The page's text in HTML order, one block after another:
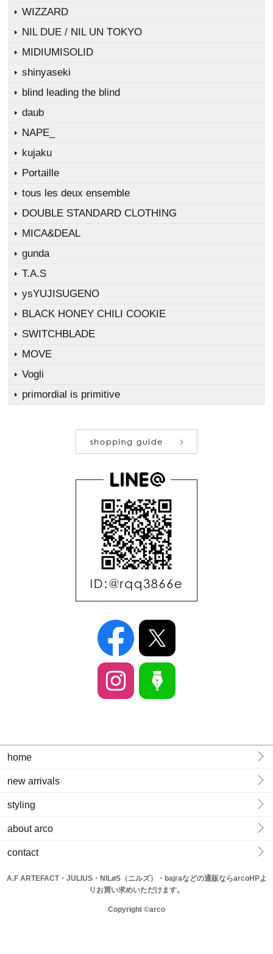
WIZZARD
NIL DUE / NIL UN TOKYO
MIDIUMISOLID
shinyaseki
blind leading the blind
daub
NAPE_
kujaku
Portaille
tous les deux ensemble
DOUBLE STANDARD CLOTHING
MICA&DEAL
gunda
T.A.S
ysYUJISUGENO
BLACK HONEY CHILI COOKIE
SWITCHBLADE
MOVE
Vogli
primordial is primitive
home
new arrivals
styling
about arco
contact
A.F ARTEFACT・JULIUS・NILøS（ニルズ）・bajraなどの通販ならarcoHPよ
りお買い求めいただけます。
Copyright ©arco